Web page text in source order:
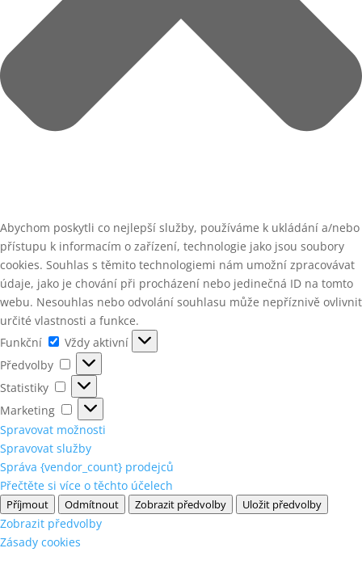
Abychom poskytli co nejlepší služby, používáme k ukládání a/nebo
přístupu k informacím o zařízení, technologie jako jsou soubory
cookies. Souhlas s těmito technologiemi nám umožní zpracovávat
údaje, jako je chování při procházení nebo jedinečná ID na tomto
webu. Nesouhlas nebo odvolání souhlasu může nepříznivě ovlivnit
určité vlastnosti a funkce.
Funkční
Funkční
Vždy aktivní
Předvolby
Předvolby
Statistiky
Statistiky
Marketing
Marketing
Spravovat možnosti
Spravovat služby
Správa {vendor_count} prodejců
Přečtěte si více o těchto účelech
Příjmout Odmítnout Zobrazit předvolby Uložit předvolby
Zobrazit předvolby
Zásady cookies